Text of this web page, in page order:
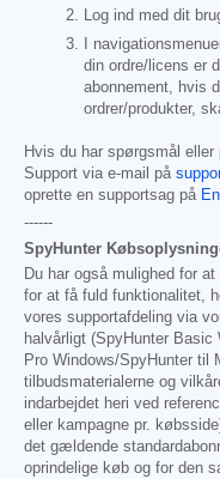
Log ind med dit
I
din ordre/licens er
abonnement, hvis
ordrer/produkter,
Hvis du har spørgsmål
Support via e-mail på
oprette en supportsag på
------
SpyHunter
Du har også mulighed for
for at få fuld funktionalitet,
vores supportafdeling via
halvårligt (SpyHunter Basic
Pro Windows/SpyHunter til
tilbudsmaterialerne og
indarbejdet heri ved
eller kampagne pr.
det gældende
oprindelige køb og for den